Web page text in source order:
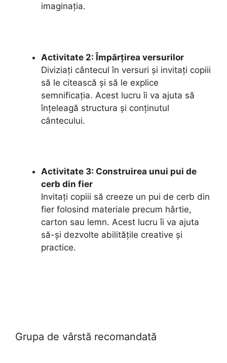
imaginația.
Activitate 2: Împărțirea versurilor
Diviziați cântecul în versuri și invitați copiii
să le citească și să le explice
semnificația. Acest lucru îi va ajuta să
înțeleagă structura și conținutul
cântecului.
Activitate 3: Construirea unui pui de
cerb din fier
Invitați copiii să creeze un pui de cerb din
fier folosind materiale precum hârtie,
carton sau lemn. Acest lucru îi va ajuta
să-și dezvolte abilitățile creative și
practice.
Grupa de vârstă recomandată